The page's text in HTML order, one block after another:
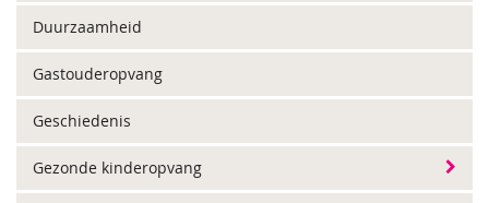
Duurzaamheid
Gastouderopvang
Geschiedenis
Gezonde kinderopvang